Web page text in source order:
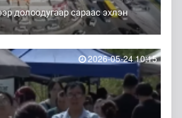
долоодугаар сараас эхлэн
2026-05-24 10:15